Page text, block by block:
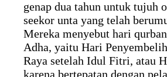
genap dua tahun untuk tujuh
seekor unta yang telah
Mereka menyebut hari
Adha, yaitu Hari
Raya setelah Idul Fitri, atau
karena bertepatan dengan